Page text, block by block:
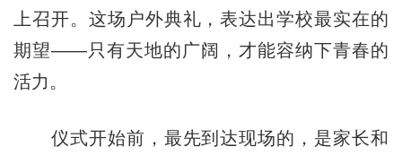
上召开。这场户外典礼，表达出学校最实在的
期望——只有天地的广阔，才能容纳下青春的
活力。
仪式开始前，最先到达现场的，是家长和